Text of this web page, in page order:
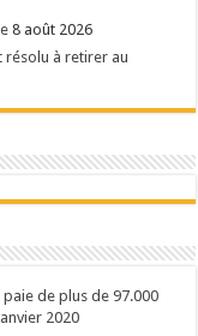
8 août 2026
résolu à retirer au
paie de plus de 97.000
2020